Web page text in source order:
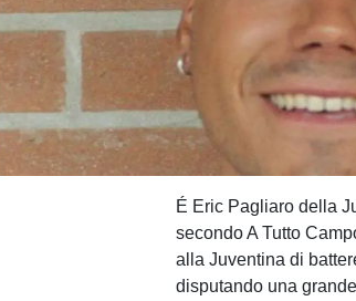
É Eric Pagliaro della
secondo A Tutto
alla Juventina di
disputando una